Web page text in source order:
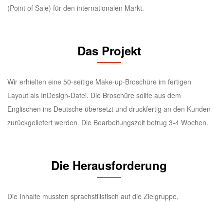
(Point of Sale) für den internationalen Markt.
Das Projekt
Wir erhielten eine 50-seitige Make-up-Broschüre im fertigen
Layout als InDesign-Datei. Die Broschüre sollte aus dem
Englischen ins Deutsche übersetzt und druckfertig an den Kunden
zurückgeliefert werden. Die Bearbeitungszeit betrug 3-4 Wochen.
Die Herausforderung
Die Inhalte mussten sprachstilistisch auf die Zielgruppe,